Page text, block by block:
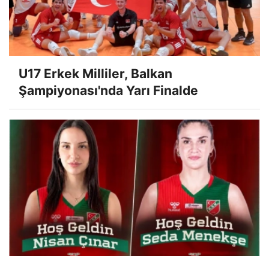
U17 Erkek Milliler, Balkan
Şampiyonası'nda Yarı Finalde